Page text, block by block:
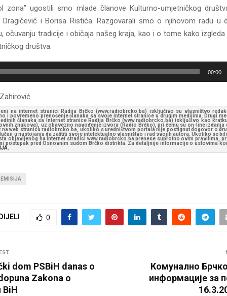
zona” ugostili smo mlade članove Kulturno-umjetničkog
Dragičević i Borisa Ristića. Razgovarali smo o njihovom radu u
očuvanju tradicije i običaja našeg kraja, kao i o tome kako
društva.
00:00
na internet stranici Radija Brčko (www.radiobrcko.ba) isključivo su vlasništvo
i povremeno prenošenje članaka sa svoje internet stranice u drugim medijima. Drugi
članaka sa Internet stranice Radija Brčko (www.radiobrcko.ba) isključivo kao
znakova), uz obavezno navođenje izvora (Radio Brčko), pri čemu su on-line izdanja
na web stranicu radiobrcko.ba, ukoliko s uredništvom portala nije postignut dogovor o
u nastojanju da zaštiti svoje intelektualno vlasništvo i rad svojih autora. Ukoliko se
objavljenog na internet stranici www.radiobrcko.ba prenese suprotno ovim pravilima,
postupak pred Osnovnim sudom Brčko distrikta. Za detaljnije informacije o uslovima
EMISIJA
0
dom PSBiH danas o
Zakona o
BiH
Комунално
информације за